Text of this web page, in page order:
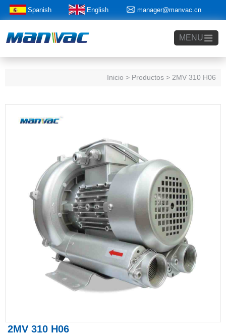
Spanish English manager@manvac.cn
+86-15014788350
MENU
Inicio > Productos > 2MV 310 H06
2MV 310 H06